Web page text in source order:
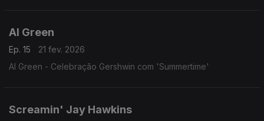
Al Green
Ep. 15
21 fev. 2026
Al Green - Celebração Gershwin com 'Summertime'
Screamin' Jay Hawkins